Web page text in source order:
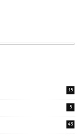
15
5
43